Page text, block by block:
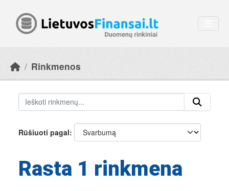
Rinkmenos
Rūšiuoti pagal
Rasta 1 rinkmena